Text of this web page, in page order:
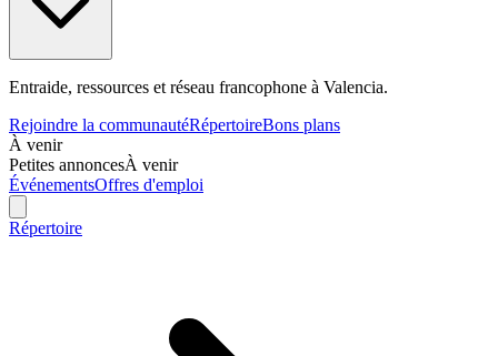
Entraide, ressources et réseau francophone à Valencia.
Rejoindre la communautéRépertoireBons plans
À venir
Petites annoncesÀ venir
ÉvénementsOffres d'emploi
Répertoire